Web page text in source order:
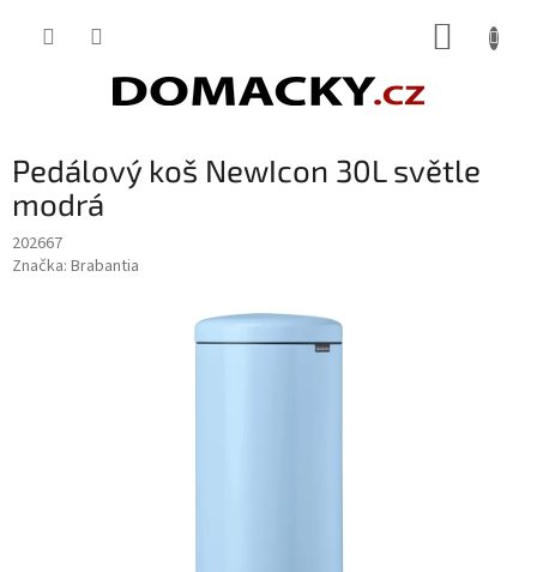
Pedálový koš NewIcon 30L světle
modrá
202667
Značka: Brabantia